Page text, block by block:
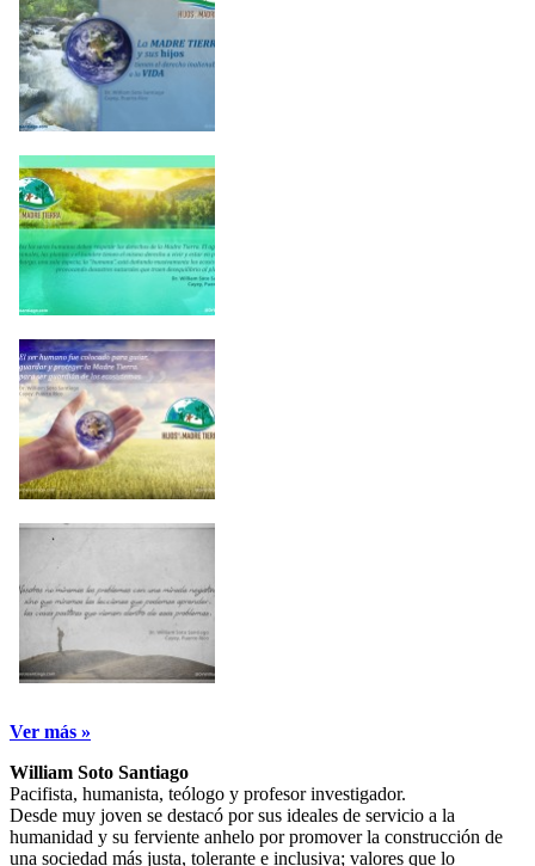
Ver más »
William Soto Santiago
Pacifista, humanista, teólogo y profesor investigador.
Desde muy joven se destacó por sus ideales de servicio a la
humanidad y su ferviente anhelo por promover la construcción de
una sociedad más justa, tolerante e inclusiva; valores que lo